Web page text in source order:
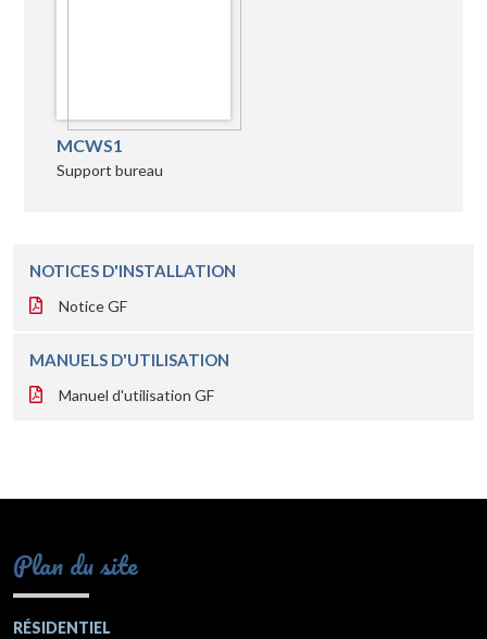
MCWS1
Support bureau
NOTICES D'INSTALLATION
Notice GF
MANUELS D'UTILISATION
Manuel d'utilisation GF
Plan du site
RÉSIDENTIEL